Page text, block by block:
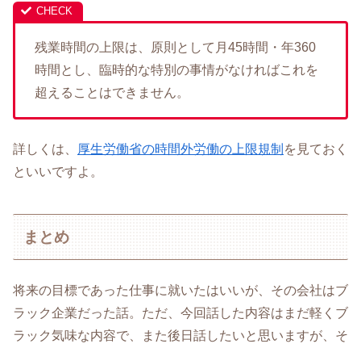
残業時間の上限は、原則として月45時間・年360
時間とし、臨時的な特別の事情がなければこれを
超えることはできません。
詳しくは、 厚生労働省の時間外労働の上限規制 を見ておく
といいですよ。
まとめ
将来の目標であった仕事に就いたはいいが、その会社はブ
ラック企業だった話。ただ、今回話した内容はまだ軽くブ
ラック気味な内容で、また後日話したいと思いますが、そ